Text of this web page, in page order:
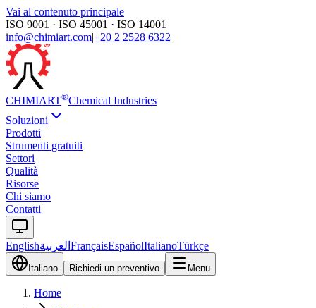
Vai al contenuto principale
ISO 9001 · ISO 45001 · ISO 14001
info@chimiart.com|+20 2 2528 6322
CHIMIART®Chemical Industries
Soluzioni
Prodotti
Strumenti gratuiti
Settori
Qualità
Risorse
Chi siamo
Contatti
Englishالعربية FrançaisEspañolItalianoTürkçe
Italiano Richiedi un preventivo Menu
Home